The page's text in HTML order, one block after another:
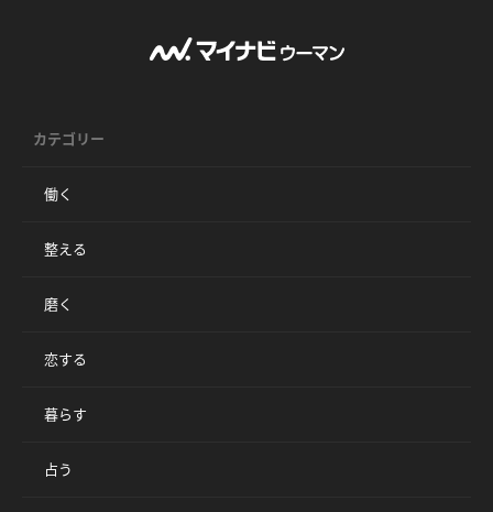
カテゴリー
働く
整える
磨く
恋する
暮らす
占う